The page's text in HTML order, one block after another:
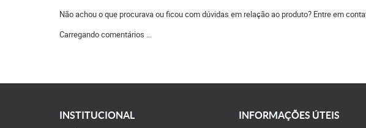
Não achou o que procurava ou ficou com dúvidas em relação ao produto? Entre em
Carregando comentários ...
INSTITUCIONAL INFORMAÇÕES ÚTEIS